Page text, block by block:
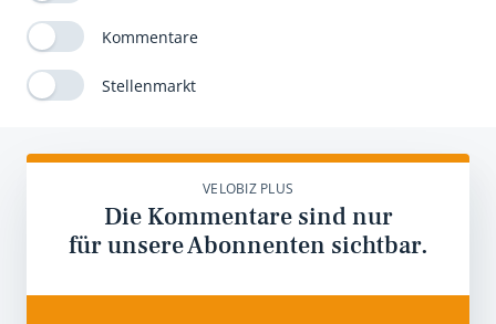
Kommentare
Stellenmarkt
VELOBIZ PLUS
Die Kommentare sind nur
für unsere Abonnenten sichtbar.